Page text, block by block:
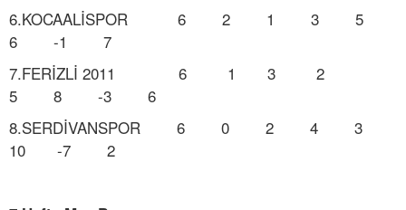
6.KOCAALİSPOR 6 2 1 3 5
6 -1 7
7.FERİZLİ 2011 6 1 3 2
5 8 -3 6
8.SERDİVANSPOR 6 0 2 4 3
10 -7 2